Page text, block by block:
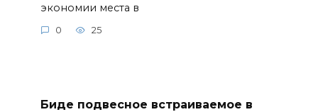
экономии места в
0 25
Биде подвесное встраиваемое в